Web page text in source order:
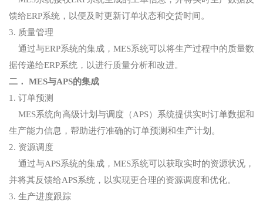
馈给ERP系统，以便及时更新订单状态和交货时间。
3. 质量管理
通过与ERP系统的集成，MES系统可以将生产过程中的质量数
据传递给ERP系统，以进行质量分析和改进。
二． MES与APS的集成
1. 订单预测
MES系统向高级计划与调度（APS）系统提供实时订单数据和
生产能力信息，帮助进行准确的订单预测和生产计划。
2. 资源调度
通过与APS系统的集成，MES系统可以获取实时的资源状况，
并将其反馈给APS系统，以实现更合理的资源调度和优化。
3. 生产进度跟踪